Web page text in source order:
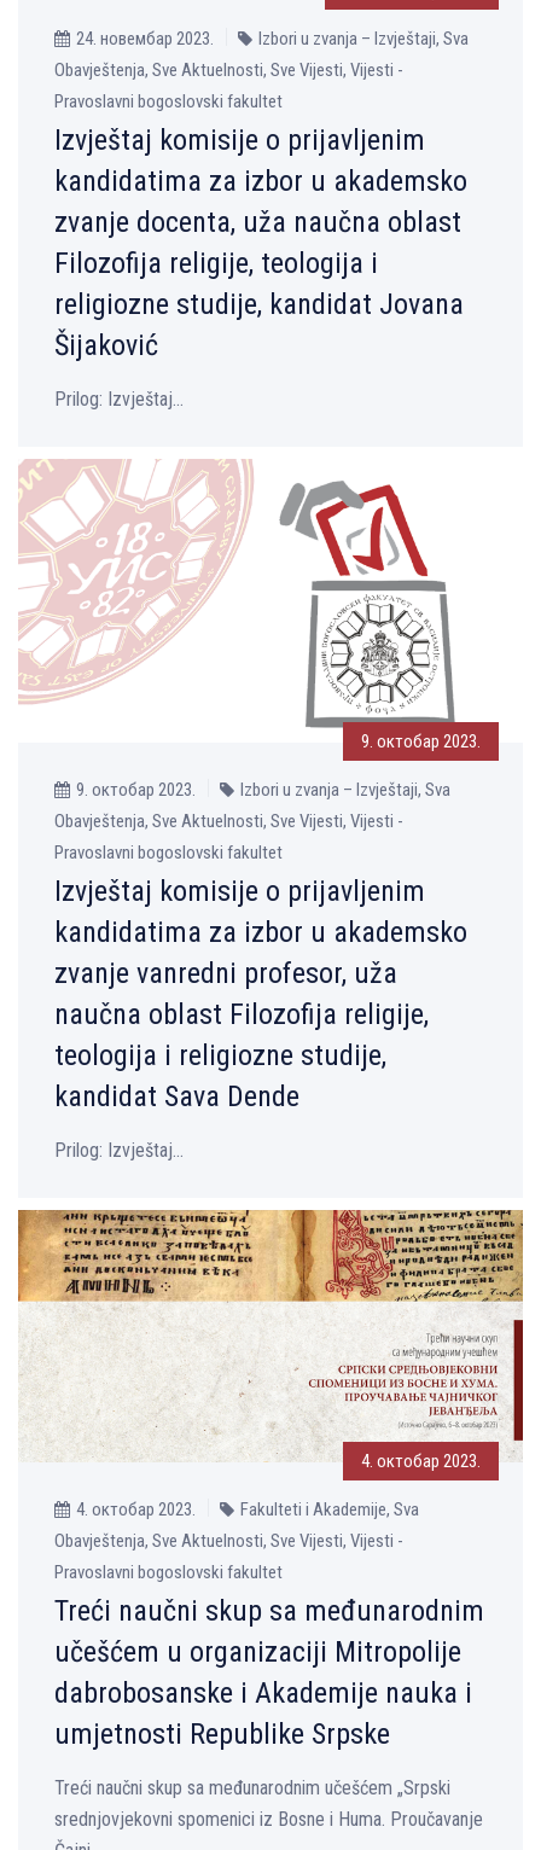
24. новембар 2023.
Izbori u zvanja – Izvještaji, Sva
Obavještenja, Sve Aktuelnosti, Sve Vijesti, Vijesti -
Pravoslavni bogoslovski fakultet
Izvještaj komisije o prijavlјenim
kandidatima za izbor u akademsko
zvanje docenta, uža naučna oblast
Filozofija religije, teologija i
religiozne studije, kandidat Jovana
Šijaković
Prilog: Izvještaj...
9. октобар 2023.
9. октобар 2023.
Izbori u zvanja – Izvještaji, Sva
Obavještenja, Sve Aktuelnosti, Sve Vijesti, Vijesti -
Pravoslavni bogoslovski fakultet
Izvještaj komisije o prijavlјenim
kandidatima za izbor u akademsko
zvanje vanredni profesor, uža
naučna oblast Filozofija religije,
teologija i religiozne studije,
kandidat Sava Dende
Prilog: Izvještaj...
4. октобар 2023.
4. октобар 2023.
Fakulteti i Akademije, Sva
Obavještenja, Sve Aktuelnosti, Sve Vijesti, Vijesti -
Pravoslavni bogoslovski fakultet
Treći naučni skup sa međunarodnim
učešćem u organizaciji Mitropolije
dabrobosanske i Akademije nauka i
umjetnosti Republike Srpske
Treći naučni skup sa međunarodnim učešćem „Srpski
srednjovjekovni spomenici iz Bosne i Huma. Proučavanje